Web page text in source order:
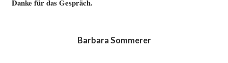
Danke für das Gespräch.
Barbara Sommerer